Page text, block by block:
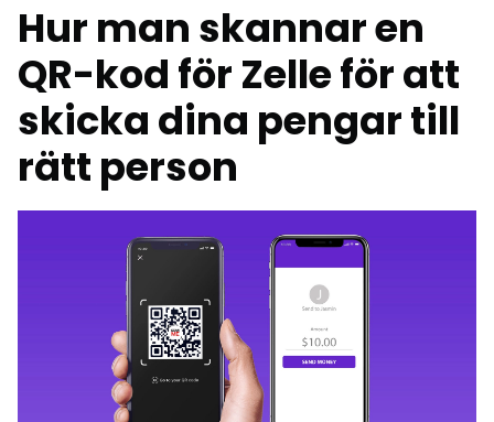
Hur man skannar en
QR-kod för Zelle för att
skicka dina pengar till
rätt person